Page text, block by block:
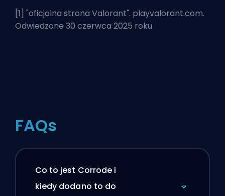
[1] "oficjalna strona Valorant". playvalorant.com.
Odwiedzone 30 czerwca 2025 roku
FAQs
Co to jest Corrode i
kiedy dodano to do